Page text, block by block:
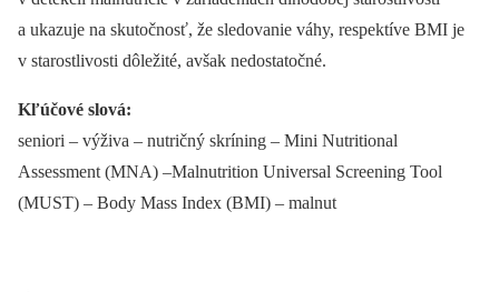
a ukazuje na skutočnosť, že sledovanie váhy, respektíve BMI je
v starostlivosti dôležité, avšak nedostatočné.
Kľúčové slová:
seniori –⁠ výživa –⁠ nutričný skríning –⁠ Mini Nutritional
Assessment (MNA) –Malnutrition Universal Screening Tool
(MUST) –⁠ Body Mass Index (BMI) –⁠ malnut